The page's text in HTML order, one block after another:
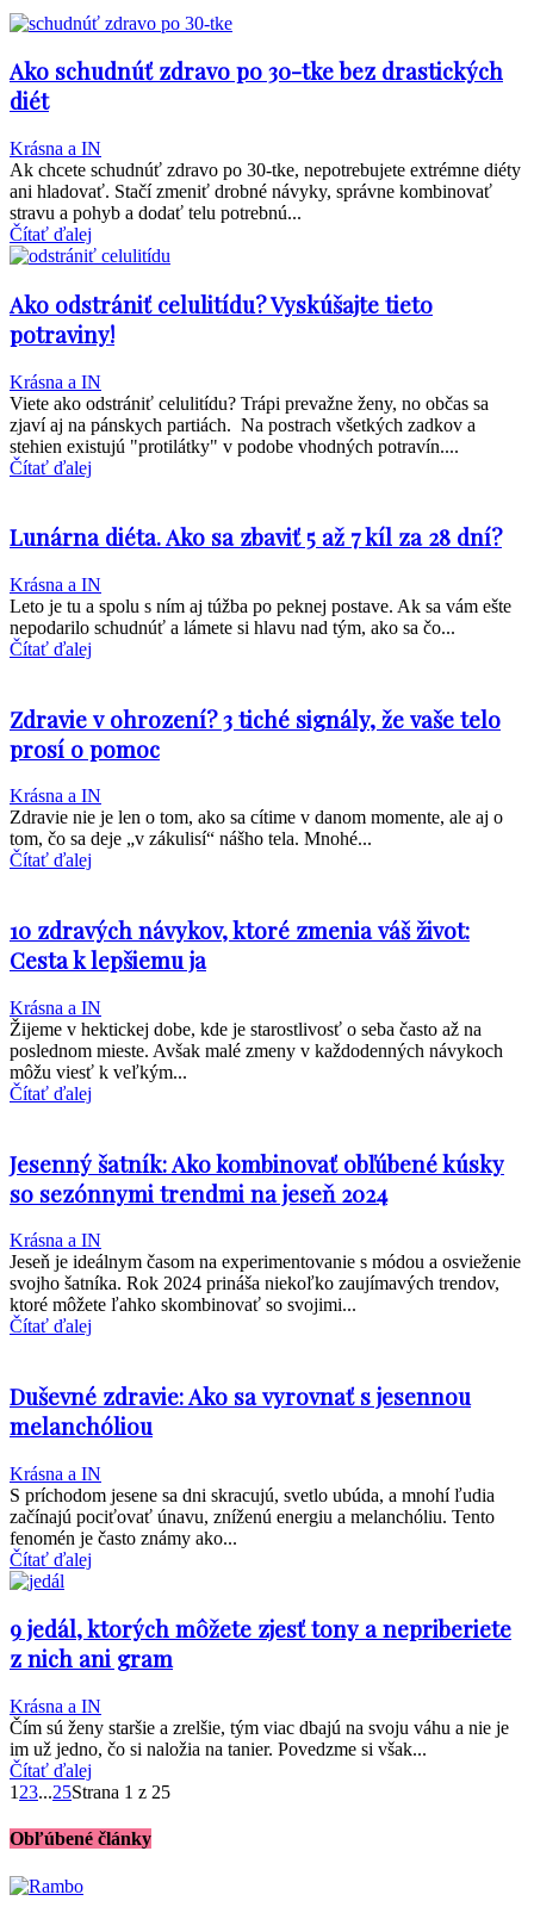
Ako schudnúť zdravo po 30-tke bez drastických
diét
Krásna a IN
Ak chcete schudnúť zdravo po 30-tke, nepotrebujete extrémne diéty
ani hladovať. Stačí zmeniť drobné návyky, správne kombinovať
stravu a pohyb a dodať telu potrebnú...
Čítať ďalej
Ako odstrániť celulitídu? Vyskúšajte tieto
potraviny!
Krásna a IN
Viete ako odstrániť celulitídu? Trápi prevažne ženy, no občas sa
zjaví aj na pánskych partiách. Na postrach všetkých zadkov a
stehien existujú "protilátky" v podobe vhodných potravín....
Čítať ďalej
Lunárna diéta. Ako sa zbaviť 5 až 7 kíl za 28 dní?
Krásna a IN
Leto je tu a spolu s ním aj túžba po peknej postave. Ak sa vám ešte
nepodarilo schudnúť a lámete si hlavu nad tým, ako sa čo...
Čítať ďalej
Zdravie v ohrození? 3 tiché signály, že vaše telo
prosí o pomoc
Krásna a IN
Zdravie nie je len o tom, ako sa cítime v danom momente, ale aj o
tom, čo sa deje „v zákulisí“ nášho tela. Mnohé...
Čítať ďalej
10 zdravých návykov, ktoré zmenia váš život:
Cesta k lepšiemu ja
Krásna a IN
Žijeme v hektickej dobe, kde je starostlivosť o seba často až na
poslednom mieste. Avšak malé zmeny v každodenných návykoch
môžu viesť k veľkým...
Čítať ďalej
Jesenný šatník: Ako kombinovať obľúbené kúsky
so sezónnymi trendmi na jeseň 2024
Krásna a IN
Jeseň je ideálnym časom na experimentovanie s módou a osvieženie
svojho šatníka. Rok 2024 prináša niekoľko zaujímavých trendov,
ktoré môžete ľahko skombinovať so svojimi...
Čítať ďalej
Duševné zdravie: Ako sa vyrovnať s jesennou
melanchóliou
Krásna a IN
S príchodom jesene sa dni skracujú, svetlo ubúda, a mnohí ľudia
začínajú pociťovať únavu, zníženú energiu a melanchóliu. Tento
fenomén je často známy ako...
Čítať ďalej
9 jedál, ktorých môžete zjesť tony a nepriberiete
z nich ani gram
Krásna a IN
Čím sú ženy staršie a zrelšie, tým viac dbajú na svoju váhu a nie je
im už jedno, čo si naložia na tanier. Povedzme si však...
Čítať ďalej
1 23...25Strana 1 z 25
Obľúbené články